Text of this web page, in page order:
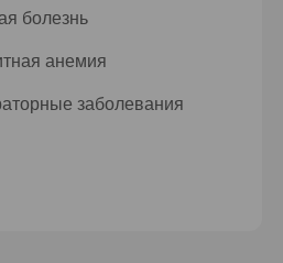
болезнь
анемия
заболевания